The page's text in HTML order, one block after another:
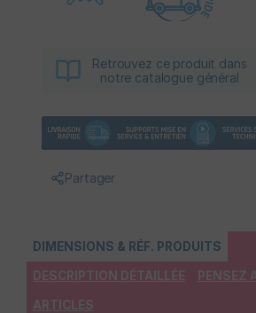
Retrouvez ce produit dans
notre catalogue général
Partager
DIMENSIONS & RÉF. PRODUITS
DESCRIPTION DÉTAILLÉE PENSEZ
ARTICLES